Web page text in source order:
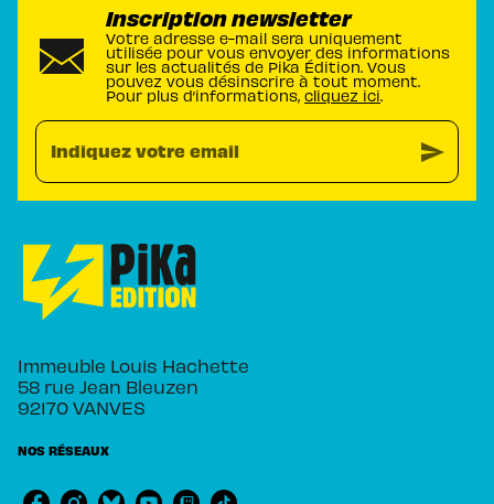
Inscription newsletter
Votre adresse e-mail sera uniquement
utilisée pour vous envoyer des informations
sur les actualités de Pika Édition. Vous
pouvez vous désinscrire à tout moment.
Pour plus d’informations, cliquez ici.
Indiquez votre email send
Immeuble Louis Hachette
58 rue Jean Bleuzen
92170 VANVES
NOS RÉSEAUX